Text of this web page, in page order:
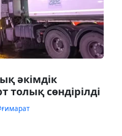
әкімдік
сөндірілді